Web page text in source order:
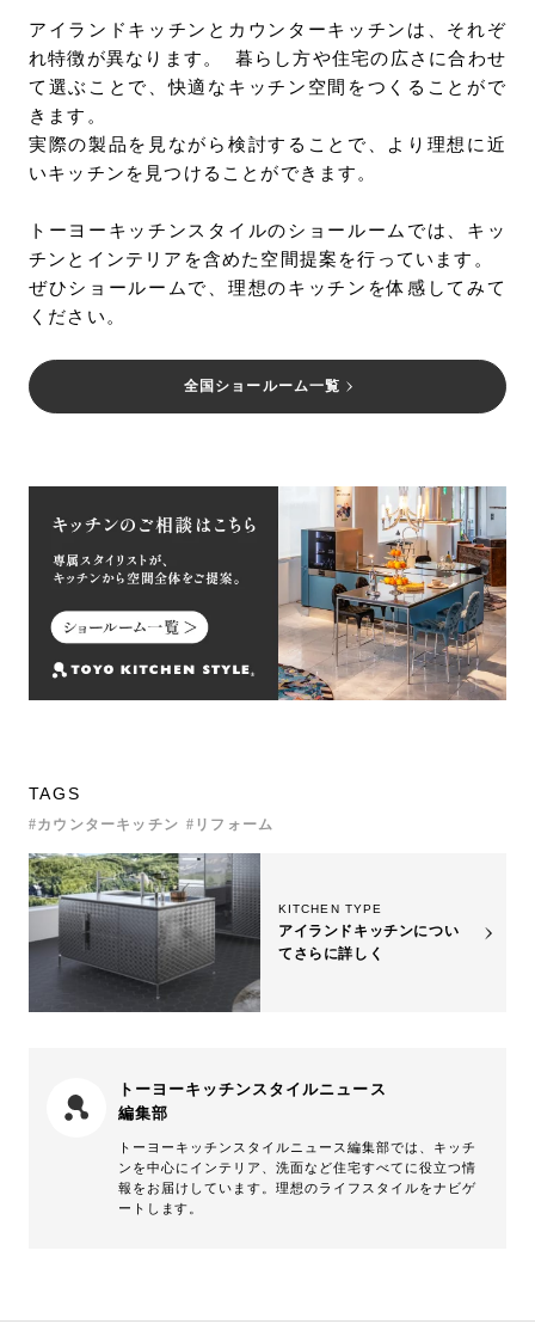
アイランドキッチンとカウンターキッチンは、それぞ
れ特徴が異なります。 暮らし方や住宅の広さに合わせ
て選ぶことで、快適なキッチン空間をつくることがで
きます。
実際の製品を見ながら検討することで、より理想に近
いキッチンを見つけることができます。
トーヨーキッチンスタイルのショールームでは、キッ
チンとインテリアを含めた空間提案を行っています。
ぜひショールームで、理想のキッチンを体感してみて
ください。
全国ショールーム一覧
TAGS
カウンターキッチン リフォーム
KITCHEN TYPE
アイランドキッチンについ
て さらに詳しく
トーヨーキッチンスタイルニュース
編集部
トーヨーキッチンスタイルニュース編集部では、キッチ
ンを中心にインテリア、洗面など住宅すべてに役立つ情
報をお届けしています。理想のライフスタイルをナビゲ
ートします。